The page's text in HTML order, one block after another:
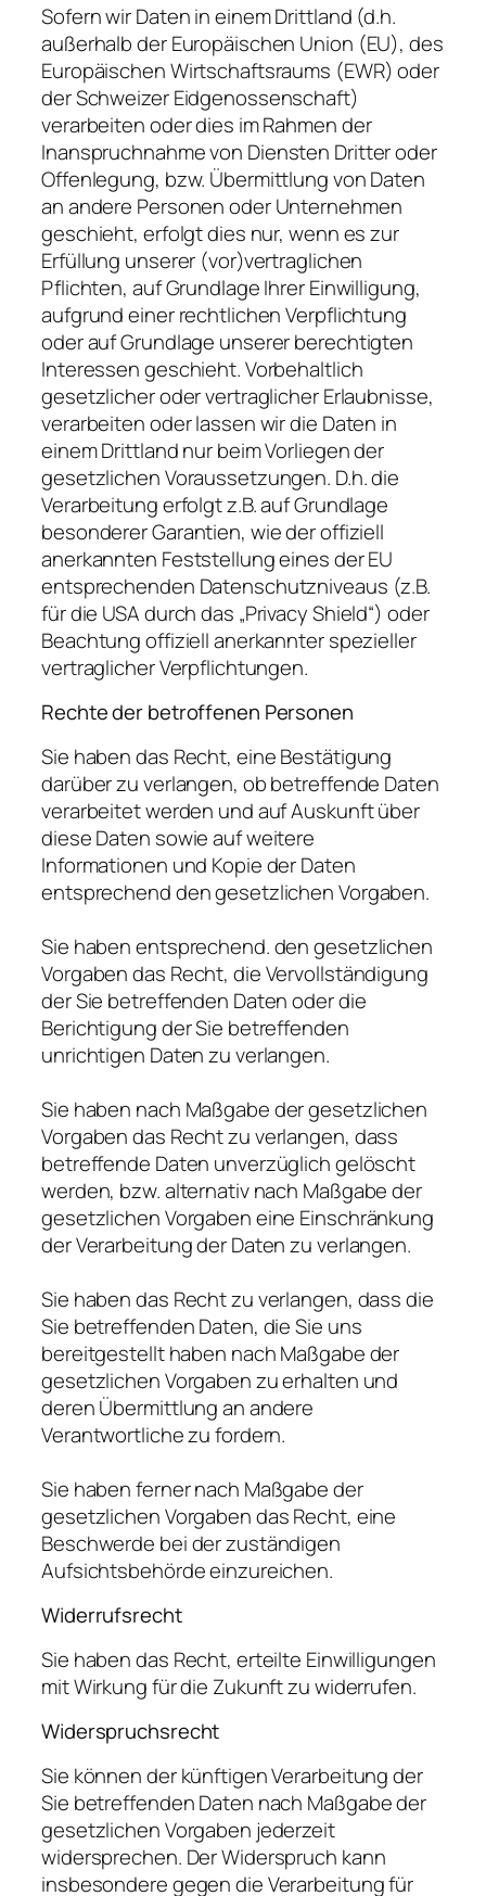
Sofern wir Daten in einem Drittland (d.h.
außerhalb der Europäischen Union (EU), des
Europäischen Wirtschaftsraums (EWR) oder
der Schweizer Eidgenossenschaft)
verarbeiten oder dies im Rahmen der
Inanspruchnahme von Diensten Dritter oder
Offenlegung, bzw. Übermittlung von Daten
an andere Personen oder Unternehmen
geschieht, erfolgt dies nur, wenn es zur
Erfüllung unserer (vor)vertraglichen
Pflichten, auf Grundlage Ihrer Einwilligung,
aufgrund einer rechtlichen Verpflichtung
oder auf Grundlage unserer berechtigten
Interessen geschieht. Vorbehaltlich
gesetzlicher oder vertraglicher Erlaubnisse,
verarbeiten oder lassen wir die Daten in
einem Drittland nur beim Vorliegen der
gesetzlichen Voraussetzungen. D.h. die
Verarbeitung erfolgt z.B. auf Grundlage
besonderer Garantien, wie der offiziell
anerkannten Feststellung eines der EU
entsprechenden Datenschutzniveaus (z.B.
für die USA durch das „Privacy Shield“) oder
Beachtung offiziell anerkannter spezieller
vertraglicher Verpflichtungen.
Rechte der betroffenen Personen
Sie haben das Recht, eine Bestätigung
darüber zu verlangen, ob betreffende Daten
verarbeitet werden und auf Auskunft über
diese Daten sowie auf weitere
Informationen und Kopie der Daten
entsprechend den gesetzlichen Vorgaben.
Sie haben entsprechend. den gesetzlichen
Vorgaben das Recht, die Vervollständigung
der Sie betreffenden Daten oder die
Berichtigung der Sie betreffenden
unrichtigen Daten zu verlangen.
Sie haben nach Maßgabe der gesetzlichen
Vorgaben das Recht zu verlangen, dass
betreffende Daten unverzüglich gelöscht
werden, bzw. alternativ nach Maßgabe der
gesetzlichen Vorgaben eine Einschränkung
der Verarbeitung der Daten zu verlangen.
Sie haben das Recht zu verlangen, dass die
Sie betreffenden Daten, die Sie uns
bereitgestellt haben nach Maßgabe der
gesetzlichen Vorgaben zu erhalten und
deren Übermittlung an andere
Verantwortliche zu fordern.
Sie haben ferner nach Maßgabe der
gesetzlichen Vorgaben das Recht, eine
Beschwerde bei der zuständigen
Aufsichtsbehörde einzureichen.
Widerrufsrecht
Sie haben das Recht, erteilte Einwilligungen
mit Wirkung für die Zukunft zu widerrufen.
Widerspruchsrecht
Sie können der künftigen Verarbeitung der
Sie betreffenden Daten nach Maßgabe der
gesetzlichen Vorgaben jederzeit
widersprechen. Der Widerspruch kann
insbesondere gegen die Verarbeitung für